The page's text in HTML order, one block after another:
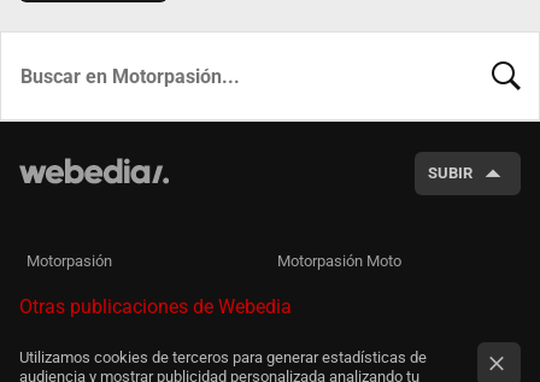
SUBIR
Motorpasión Motorpasión Moto
Otras publicaciones de Webedia
Utilizamos cookies de terceros para generar estadísticas de
audiencia y mostrar publicidad personalizada analizando tu